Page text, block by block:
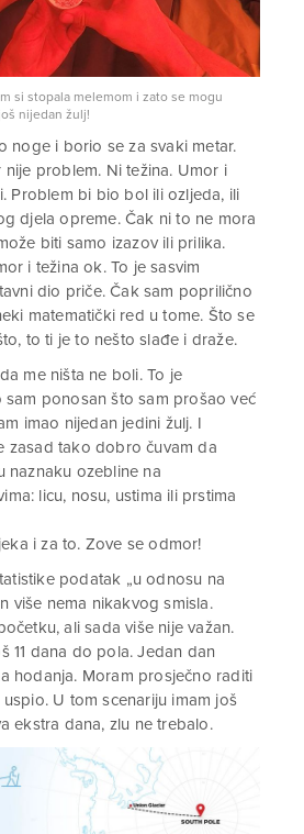
si stopala melemom i zato se mogu
nijedan žulj!
noge i borio se za svaki metar.
problem. Ni težina. Umor i
Problem bi bio bol ili ozljeda, ili
djela opreme. Čak ni to ne mora
biti samo izazov ili prilika.
i težina ok. To je sasvim
dio priče. Čak sam poprilično
matematički red u tome. Što se
to ti je to nešto slađe i draže.
me ništa ne boli. To je
sam ponosan što sam prošao već
imao nijedan jedini žulj. I
zasad tako dobro čuvam da
naznaku ozebline na
licu, nosu, ustima ili prstima
i za to. Zove se odmor!
podatak „u odnosu na
više nema nikakvog smisla.
ali sada više nije važan.
11 dana do pola. Jedan dan
hodanja. Moram prosječno raditi
U tom scenariju imam još
ekstra dana, zlu ne trebalo.